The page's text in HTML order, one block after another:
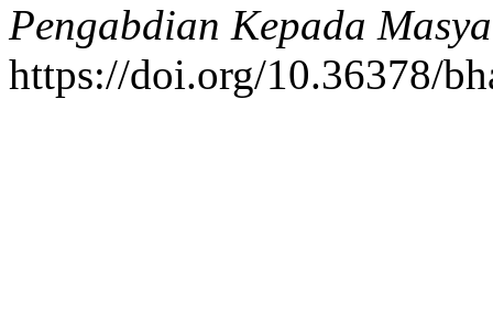
Pengabdian Kepada
https://doi.org/10.36378/